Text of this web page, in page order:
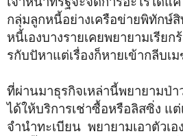
กลุ่มลูกหนี้อย่างเครือข่ายพิทักษ์
หนี้เองบางรายเคยพยายามเรียก
รกับปัหาแต่เรื่องก็หายเข้ากลีบเ
ที่ผ่านมาธุรกิจเหล่านี้พยายามป่า
ได้ให้บริการเช่าซื้อหรือลิสซิ่ง แ
จำนำทะเบียน พยายามเอาตัวเอ